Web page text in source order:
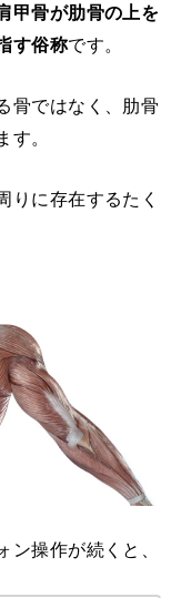
甲骨が肋骨の上を
す俗称です。
骨ではなく、肋骨
す。
りに存在するたく
ン操作が続くと、